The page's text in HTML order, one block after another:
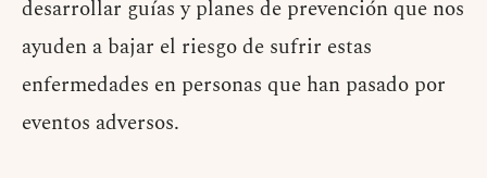
desarrollar guías y planes de prevención que nos
ayuden a bajar el riesgo de sufrir estas
enfermedades en personas que han pasado por
eventos adversos.